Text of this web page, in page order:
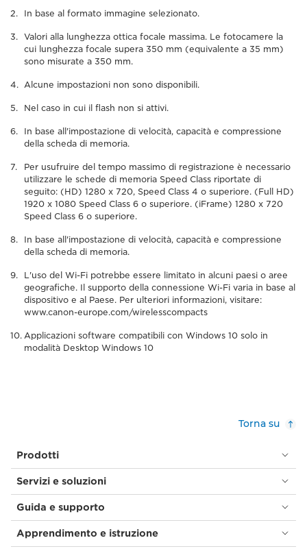
In base al formato immagine selezionato.
Valori alla lunghezza ottica focale massima. Le fotocamere la
cui lunghezza focale supera 350 mm (equivalente a 35 mm)
sono misurate a 350 mm.
Alcune impostazioni non sono disponibili.
Nel caso in cui il flash non si attivi.
In base all'impostazione di velocità, capacità e compressione
della scheda di memoria.
Per usufruire del tempo massimo di registrazione è necessario
utilizzare le schede di memoria Speed Class riportate di
seguito: (HD) 1280 x 720, Speed Class 4 o superiore. (Full HD)
1920 x 1080 Speed Class 6 o superiore. (iFrame) 1280 x 720
Speed Class 6 o superiore.
In base all'impostazione di velocità, capacità e compressione
della scheda di memoria.
L'uso del Wi-Fi potrebbe essere limitato in alcuni paesi o aree
geografiche. Il supporto della connessione Wi-Fi varia in base al
dispositivo e al Paese. Per ulteriori informazioni, visitare:
www.canon-europe.com/wirelesscompacts
Applicazioni software compatibili con Windows 10 solo in
modalità Desktop Windows 10
Torna su
Prodotti
Servizi e soluzioni
Guida e supporto
Apprendimento e istruzione